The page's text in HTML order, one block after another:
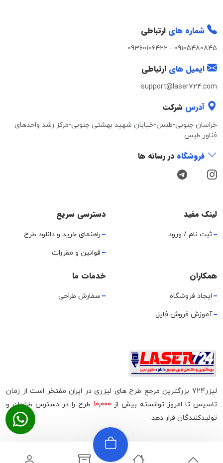
شماره های ارتباطی
09105480845
-
09360106422
ایمیل های ارتباطی
support@laser724.com
آدرس شرکت
خراسان جنوبی-طبس-خیابان شهید بهشتی جنوبی-مرکز رشد واحدهای
فناور طبس
فروشگاه در رسانه ها
لینک مفید
ثبت نام / ورود
دسترسی سریع
راهنمای خرید و دانلود طرح
قوانین و مقررات
همکاران
ایجاد فروشگاه
آموزش فروش فایل
خدمات ما
سفارش طراحی
لیزر724 بزرگترین مرجع طرح های لیزری در ایران مفتخر است از زمان
تاسیس تا امروز توانسته بیش از 10,000 طرح را در دسترس طراحان و
تولیدکنندگان قرار دهد